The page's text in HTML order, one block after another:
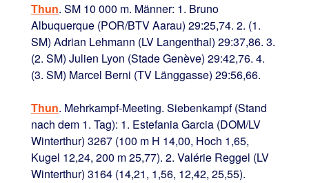
Thun. SM 10 000 m. Männer: 1. Bruno
Albuquerque (POR/BTV Aarau) 29:25,74. 2. (1.
SM) Adrian Lehmann (LV Langenthal) 29:37,86. 3.
(2. SM) Julien Lyon (Stade Genève) 29:42,76. 4.
(3. SM) Marcel Berni (TV Länggasse) 29:56,66.
Thun. Mehrkampf-Meeting. Siebenkampf (Stand
nach dem 1. Tag): 1. Estefania Garcia (DOM/LV
Winterthur) 3267 (100 m H 14,00, Hoch 1,65,
Kugel 12,24, 200 m 25,77). 2. Valérie Reggel (LV
Winterthur) 3164 (14,21, 1,56, 12,42, 25,55).